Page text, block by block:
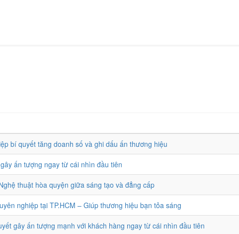
bí quyết tăng doanh số và ghi dấu ấn thương hiệu
ấn tượng ngay từ cái nhìn đầu tiên
thuật hòa quyện giữa sáng tạo và đẳng cấp
nghiệp tại TP.HCM – Giúp thương hiệu bạn tỏa sáng
gây ấn tượng mạnh với khách hàng ngay từ cái nhìn đầu tiên